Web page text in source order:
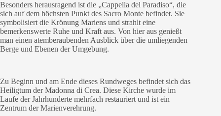
Besonders herausragend ist die „Cappella del Paradiso“, die
sich auf dem höchsten Punkt des Sacro Monte befindet. Sie
symbolisiert die Krönung Mariens und strahlt eine
bemerkenswerte Ruhe und Kraft aus. Von hier aus genießt
man einen atemberaubenden Ausblick über die umliegenden
Berge und Ebenen der Umgebung.
Zu Beginn und am Ende dieses Rundweges befindet sich das
Heiligtum der Madonna di Crea. Diese Kirche wurde im
Laufe der Jahrhunderte mehrfach restauriert und ist ein
Zentrum der Marienverehrung.